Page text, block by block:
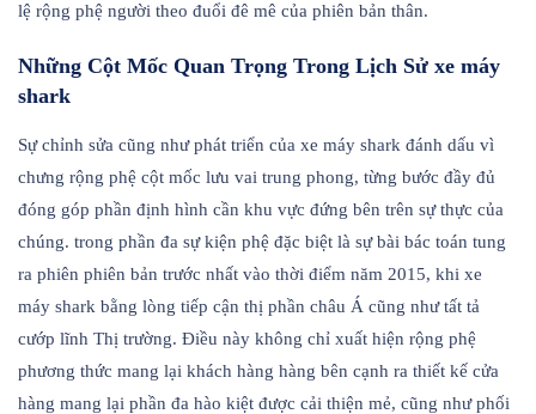
lệ rộng phệ người theo đuổi đê mê của phiên bản thân.
Những Cột Mốc Quan Trọng Trong Lịch Sử xe máy
shark
Sự chỉnh sửa cũng như phát triển của xe máy shark đánh dấu vì
chưng rộng phệ cột mốc lưu vai trung phong, từng bước đầy đủ
đóng góp phần định hình cần khu vực đứng bên trên sự thực của
chúng. trong phần đa sự kiện phệ đặc biệt là sự bài bác toán tung
ra phiên phiên bản trước nhất vào thời điểm năm 2015, khi xe
máy shark bằng lòng tiếp cận thị phần châu Á cũng như tất tả
cướp lĩnh Thị trường. Điều này không chỉ xuất hiện rộng phệ
phương thức mang lại khách hàng hàng bên cạnh ra thiết kế cửa
hàng mang lại phần đa hào kiệt được cải thiện mẻ, cũng như phối